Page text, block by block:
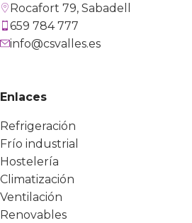
Rocafort 79, Sabadell
659 784 777
info@csvalles.es
Enlaces
Refrigeración
Frío industrial
Hostelería
Climatización
Ventilación
Renovables